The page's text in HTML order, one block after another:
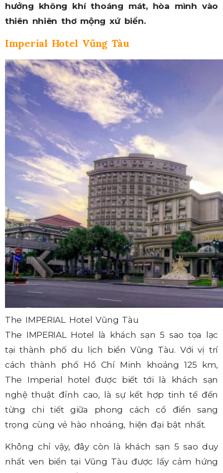
hưởng không khí thoáng mát, hòa mình vào
thiên nhiên thơ mộng xứ biển.
Imperial Hotel Vũng Tàu
The IMPERIAL Hotel Vũng Tàu
The IMPERIAL Hotel là khách sạn 5 sao tọa lạc
tại thành phố du lịch biển Vũng Tàu. Với vị trí
cách thành phố Hồ Chí Minh khoảng 125 km,
The Imperial hotel được biết tới là khách sạn
nghệ thuật đỉnh cao, là sự kết hợp tinh tế đến
từng chi tiết giữa phong cách cổ điển sang
trọng cùng vẻ hào nhoáng, hiện đại bật nhất.
Không chỉ vậy, đây còn là khách sạn 5 sao duy
nhất ven biển tại Vũng Tàu được lấy cảm hứng